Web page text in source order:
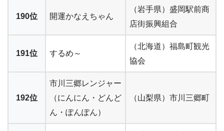
190位 開運かなえちゃん
（岩手県）盛岡駅前商
店街振興組合
191位 するめ～
（北海道）福島町観光
協会
192位
市川三郷レンジャー
（にんにん・どんど
ん・ぽんぽん）
（山梨県）市川三郷町